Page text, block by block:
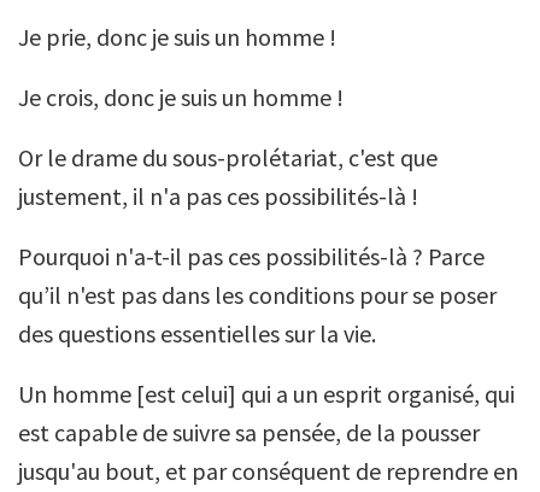
Je prie, donc je suis un homme !
Je crois, donc je suis un homme !
Or le drame du sous-prolétariat, c'est que
justement, il n'a pas ces possibilités-là !
Pourquoi n'a-t-il pas ces possibilités-là ? Parce
qu’il n'est pas dans les conditions pour se poser
des questions essentielles sur la vie.
Un homme [est celui] qui a un esprit organisé, qui
est capable de suivre sa pensée, de la pousser
jusqu'au bout, et par conséquent de reprendre en